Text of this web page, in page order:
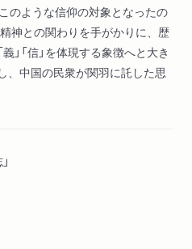
のような信仰の対象となったの
精神との関わりを手がかりに、歴
」「信」を体現する象徴へと大き
、中国の民衆が関羽に託した思